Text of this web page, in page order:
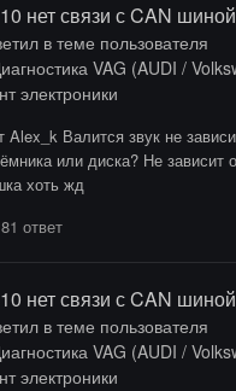
нет связи с CAN шиной
в теме пользователя
VAG (AUDI /
электроники
Валится звук не
или диска? Не зависит
хоть жд
81 ответ
нет связи с CAN шиной
в теме пользователя
VAG (AUDI /
электроники